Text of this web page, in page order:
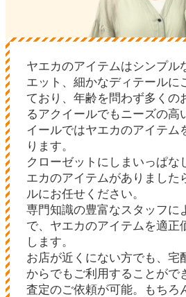
ヤエカのアイテムはシンプル
エット、細かなディテールに
ており、年齢を問わず多くの
るアクイールでもニーズの高
イールではヤエカのアイテム
ります。
クローゼットにしまいっぱな
エカのアイテムがありました
ルにお任せください。
専門知識の豊富なスタッフに
で、ヤエカのアイテムを適正
します。
お店が近くにない方でも、宅
からでもご利用することがで
査定のご依頼が可能。もちろ